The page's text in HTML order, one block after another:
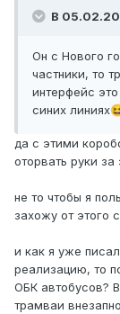
В
Он с Нового
частники, то
интерфейс
синих линиях
да с этими
оторвать руки
не то чтобы я
захожу от этого
и как я уже
реализацию, то
ОБК автобусов?
трамваи